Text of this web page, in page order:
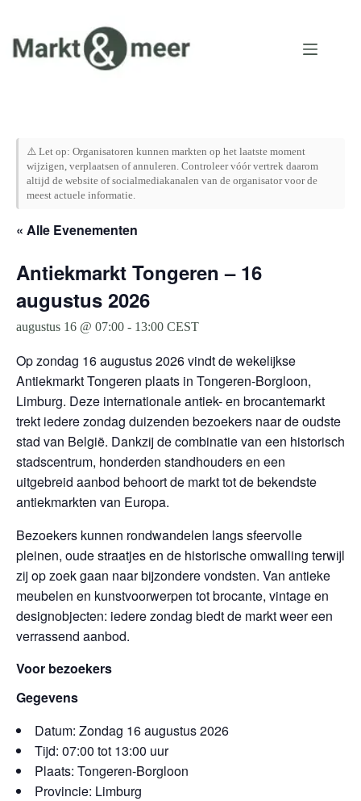
inhoud
⚠️ Let op: Organisatoren kunnen markten op het laatste moment
wijzigen, verplaatsen of annuleren. Controleer vóór vertrek daarom
altijd de website of socialmediakanalen van de organisator voor de
meest actuele informatie.
« Alle Evenementen
Antiekmarkt Tongeren – 16
augustus 2026
augustus 16 @ 07:00 - 13:00 CEST
Op zondag 16 augustus 2026 vindt de wekelijkse
Antiekmarkt Tongeren plaats in Tongeren-Borgloon,
Limburg. Deze internationale antiek- en brocantemarkt
trekt iedere zondag duizenden bezoekers naar de oudste
stad van België. Dankzij de combinatie van een historisch
stadscentrum, honderden standhouders en een
uitgebreid aanbod behoort de markt tot de bekendste
antiekmarkten van Europa.
Bezoekers kunnen rondwandelen langs sfeervolle
pleinen, oude straatjes en de historische omwalling terwijl
zij op zoek gaan naar bijzondere vondsten. Van antieke
meubelen en kunstvoorwerpen tot brocante, vintage en
designobjecten: iedere zondag biedt de markt weer een
verrassend aanbod.
Voor bezoekers
Gegevens
Datum: Zondag 16 augustus 2026
Tijd: 07:00 tot 13:00 uur
Plaats: Tongeren-Borgloon
Provincie: Limburg